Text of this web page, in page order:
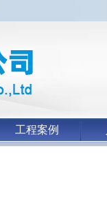
工程案例